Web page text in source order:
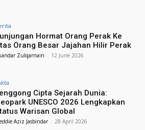
Hormat Orang Perak Ke
Orang Besar Jajahan Hilir Perak
Zulqarnain - 12 June 2026
Cipta Sejarah Dunia:
UNESCO 2026 Lengkapkan
Warisan Global
Aziz Jasbindar - 28 April 2026